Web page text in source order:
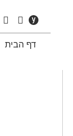
דף הבית